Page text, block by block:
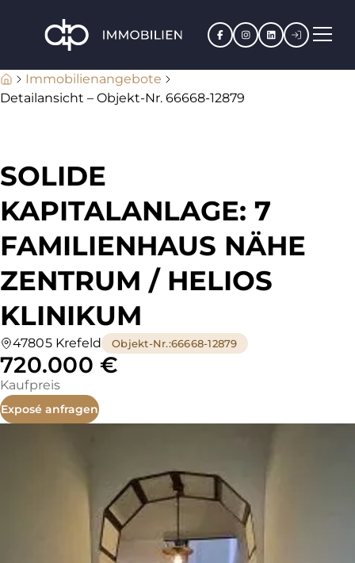
Facebook
Instagram
LinkedIn
Immobilienangebote
Detailansicht – Objekt-Nr. 66668-12879
SOLIDE
KAPITALANLAGE: 7
FAMILIENHAUS NÄHE
ZENTRUM / HELIOS
KLINIKUM
47805 Krefeld Objekt-Nr.:66668-12879
720.000 €
Kaufpreis
Exposé anfragen